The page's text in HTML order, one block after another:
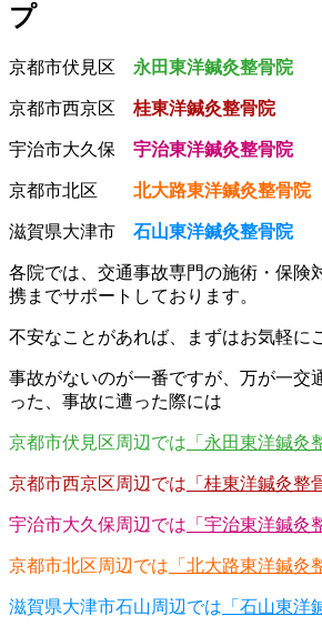
プ
京都市伏見区 永田東洋鍼灸整骨院
京都市西京区 桂東洋鍼灸整骨院
宇治市大久保 宇治東洋鍼灸整骨院
京都市北区 北大路東洋鍼灸整骨院
滋賀県大津市 石山東洋鍼灸整骨院
各院では、交通事故専門の施術・保険
携までサポートしております。
不安なことがあれば、まずはお気軽に
事故がないのが一番ですが、万が一交
った、事故に遭った際には
京都市伏見区周辺では 「永田東洋鍼灸
京都市西京区周辺では 「桂東洋鍼灸整
宇治市大久保周辺では 「宇治東洋鍼灸
京都市北区周辺では 「北大路東洋鍼灸
滋賀県大津市石山周辺では 「石山東洋